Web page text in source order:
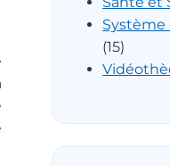
Système
(15)